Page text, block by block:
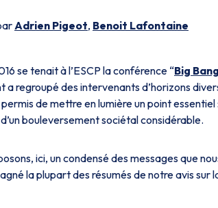
Adrien Pigeot, Benoit Lafontaine
se tenait à l’ESCP la conférence “Big
a regroupé des intervenants d’horizons
de mettre en lumière un point
d’un bouleversement sociétal considérable.
ici, un condensé des messages que
la plupart des résumés de notre avis sur